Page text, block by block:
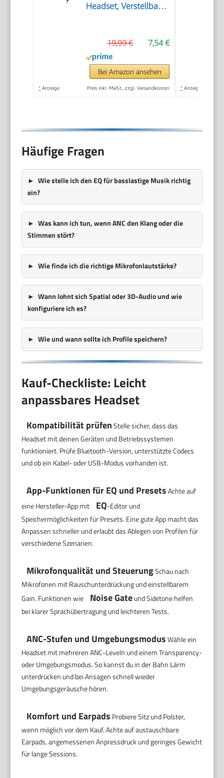
Headset, Verstellbares
Verstellbarer
Kopfbügel,
Audio/Mikrofon
Dualanschluss mit
7,54 €
19,99 €
Bei Amazon ansehen
* Anzeige Preis inkl. MwSt., zzgl. Versandkosten * Anzeige
Häufige Fragen
Wie stelle ich den EQ für basslastige Musik richtig
ein?
Was kann ich tun, wenn ANC den Klang oder die
Stimmen stört?
Wie finde ich die richtige Mikrofonlautstärke?
Wann lohnt sich Spatial oder 3D-Audio und wie
konfiguriere ich es?
Wie und wann sollte ich Profile speichern?
Kauf-Checkliste: Leicht
anpassbares Headset
Kompatibilität prüfenStelle sicher, dass das
Headset mit deinen Geräten und Betriebssystemen
funktioniert. Prüfe Bluetooth-Version, unterstützte Codecs
und ob ein Kabel- oder USB-Modus vorhanden ist.
App-Funktionen für EQ und PresetsAchte auf
eine Hersteller-App mit
EQ-Editor und
Speichermöglichkeiten für Presets. Eine gute App macht das
Anpassen schneller und erlaubt das Ablegen von Profilen für
verschiedene Szenarien.
Mikrofonqualität und SteuerungSchau nach
Mikrofonen mit Rauschunterdrückung und einstellbarem
Gain. Funktionen wie
Noise Gateund Sidetone helfen
bei klarer Sprachübertragung und leichteren Tests.
ANC-Stufen und UmgebungsmodusWähle ein
Headset mit mehreren ANC-Leveln und einem Transparency-
oder Umgebungsmodus. So kannst du in der Bahn Lärm
unterdrücken und bei Ansagen schnell wieder
Umgebungsgeräusche hören.
Komfort und Earpads Probiere Sitz und Polster,
wenn möglich vor dem Kauf. Achte auf austauschbare
Earpads, angemessenen Anpressdruck und geringes Gewicht
für lange Sessions.